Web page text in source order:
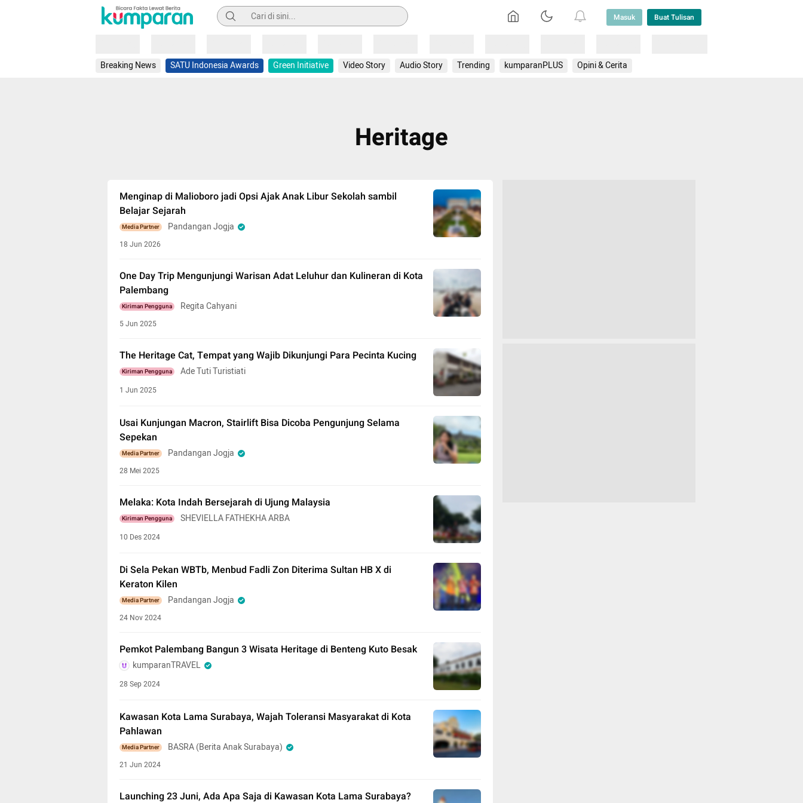
Pencarian Masuk Buat Tulisan
Breaking News SATU Indonesia Awards Green Initiative Video Story Audio Story Trending kumparanPLUS Opini & Cerita
Heritage
Menginap di Malioboro jadi Opsi Ajak Anak Libur Sekolah sambil
Belajar Sejarah
Media Partner Pandangan Jogja
18 Jun 2026
One Day Trip Mengunjungi Warisan Adat Leluhur dan Kulineran di Kota
Palembang
Kiriman Pengguna Regita Cahyani
5 Jun 2025
The Heritage Cat, Tempat yang Wajib Dikunjungi Para Pecinta Kucing
Kiriman Pengguna Ade Tuti Turistiati
1 Jun 2025
Usai Kunjungan Macron, Stairlift Bisa Dicoba Pengunjung Selama
Sepekan
Media Partner Pandangan Jogja
28 Mei 2025
Melaka: Kota Indah Bersejarah di Ujung Malaysia
Kiriman Pengguna SHEVIELLA FATHEKHA ARBA
10 Des 2024
Di Sela Pekan WBTb, Menbud Fadli Zon Diterima Sultan HB X di
Keraton Kilen
Media Partner Pandangan Jogja
24 Nov 2024
Pemkot Palembang Bangun 3 Wisata Heritage di Benteng Kuto Besak
kumparanTRAVEL
28 Sep 2024
Kawasan Kota Lama Surabaya, Wajah Toleransi Masyarakat di Kota
Pahlawan
Media Partner BASRA (Berita Anak Surabaya)
21 Jun 2024
Launching 23 Juni, Ada Apa Saja di Kawasan Kota Lama Surabaya?